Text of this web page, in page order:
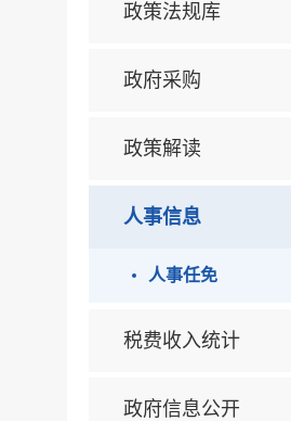
政策法规库
政府采购
政策解读
人事信息
人事任免
税费收入统计
政府信息公开